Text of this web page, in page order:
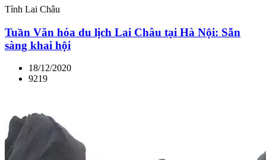
Tỉnh Lai Châu
Tuần Văn hóa du lịch Lai Châu tại Hà Nội: Sẵn
sàng khai hội
18/12/2020
9219